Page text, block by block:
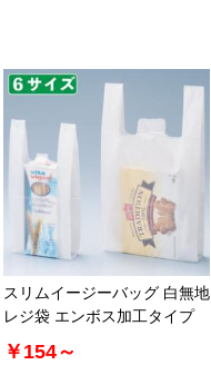
スリムイージーバッグ 白無地
レジ袋 エンボス加工タイプ
￥154～